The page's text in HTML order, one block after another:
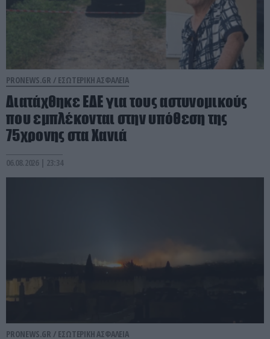
PRONEWS.GR / ΕΣΩΤΕΡΙΚΗ ΑΣΦΑΛΕΙΑ
Διατάχθηκε ΕΔΕ για τους αστυνομικούς
που εμπλέκονται στην υπόθεση της
75χρονης στα Χανιά
06.08.2026 | 23:34
PRONEWS.GR / ΕΣΩΤΕΡΙΚΗ ΑΣΦΑΛΕΙΑ